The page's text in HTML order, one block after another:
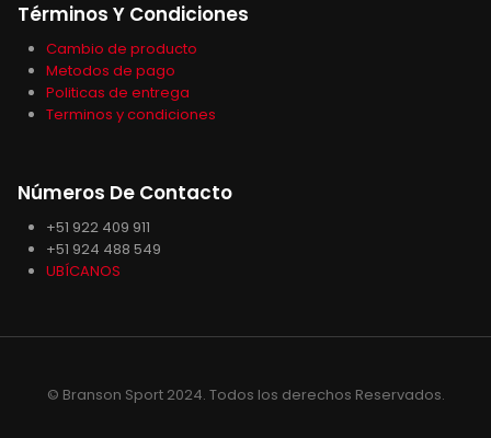
Términos Y Condiciones
Cambio de producto
Metodos de pago
Politicas de entrega
Terminos y condiciones
Números De Contacto
+51 922 409 911
+51 924 488 549
UBÍCANOS
© Branson Sport 2024. Todos los derechos Reservados.